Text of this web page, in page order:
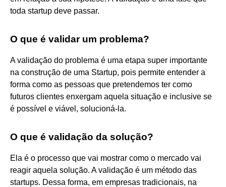
toda startup deve passar.
O que é validar um problema?
A validação do problema é uma etapa super importante
na construção de uma Startup, pois permite entender a
forma como as pessoas que pretendemos ter como
futuros clientes enxergam aquela situação e inclusive se
é possível e viável, solucioná-la.
O que é validação da solução?
Ela é o processo que vai mostrar como o mercado vai
reagir aquela solução. A validação é um método das
startups. Dessa forma, em empresas tradicionais, na